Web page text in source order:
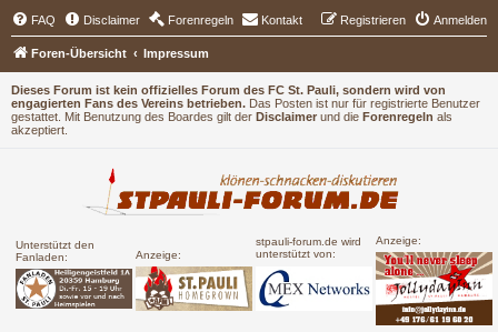
Dieses Forum ist kein offizielles Forum des FC St. Pauli, sondern wird von
engagierten Fans des Vereins betrieben. Das Posten ist nur für registrierte Benutzer
gestattet. Mit Benutzung des Boardes gilt der Disclaimer und die Forenregeln als
akzeptiert.
Unterstützt den
Fanladen:
Anzeige:
stpauli-forum.de wird
unterstützt von:
Anzeige:
FAQ Disclaimer Forenregeln Kontakt Anmelden
Registrieren
Foren-Übersicht Impressum